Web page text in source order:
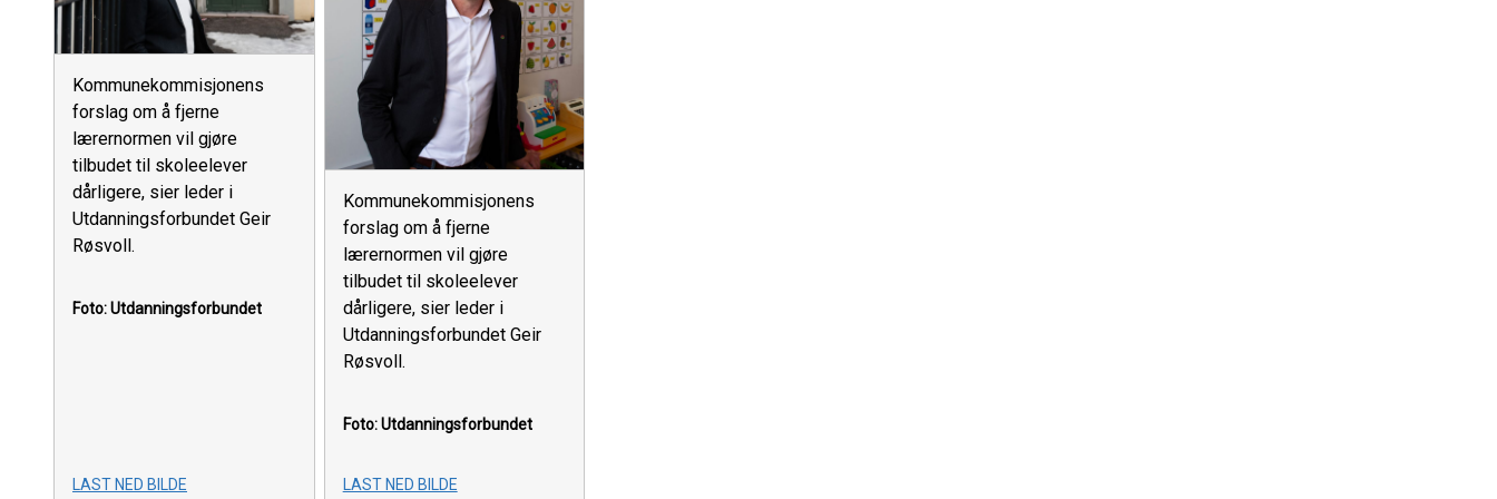
Kommunekommisjonens
forslag om å fjerne
lærernormen vil gjøre
tilbudet til skoleelever
dårligere, sier leder i
Utdanningsforbundet Geir
Røsvoll.
Foto: Utdanningsforbundet
LAST NED BILDE
Kommunekommisjonens
forslag om å fjerne
lærernormen vil gjøre
tilbudet til skoleelever
dårligere, sier leder i
Utdanningsforbundet Geir
Røsvoll.
Foto: Utdanningsforbundet
LAST NED BILDE